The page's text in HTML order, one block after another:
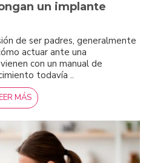
un implante
de ser padres, generalmente
actuar ante una
con un manual de
todavía ..
MÁS